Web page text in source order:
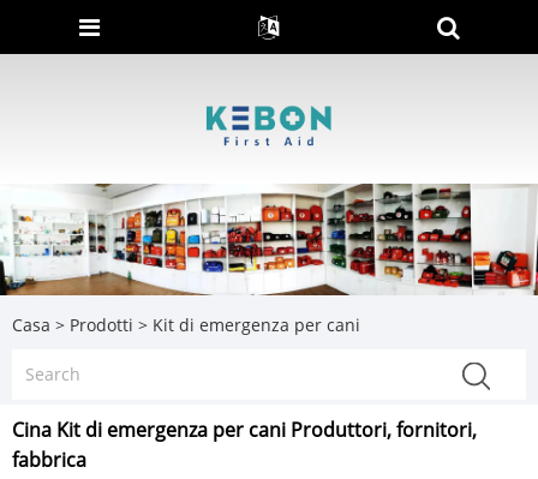
Casa > Prodotti > Kit di emergenza per cani
Cina Kit di emergenza per cani Produttori, fornitori,
fabbrica